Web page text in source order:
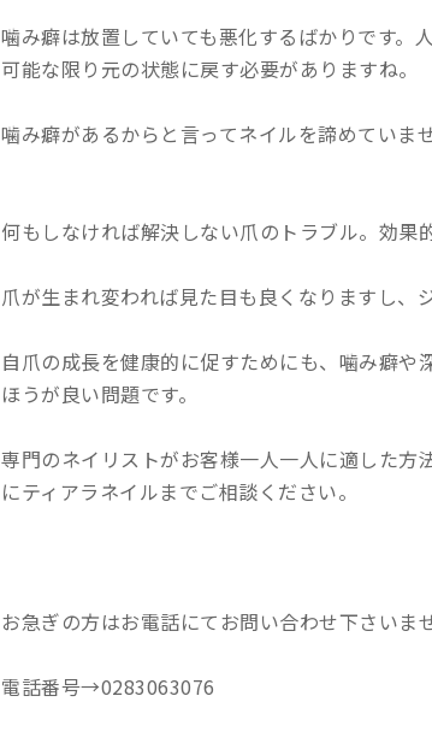
噛み癖は放置していても悪化するばかりです。
可能な限り元の状態に戻す必要がありますね。
噛み癖があるからと言ってネイルを諦めていま
何もしなければ解決しない爪のトラブル。効果
爪が生まれ変われば見た目も良くなりますし、
自爪の成長を健康的に促すためにも、噛み癖
ほうが良い問題です。
専門のネイリストがお客様一人一人に適した
にティアラネイルまでご相談ください。
お急ぎの方はお電話にてお問い合わせ下さいませ
電話番号→0283063076